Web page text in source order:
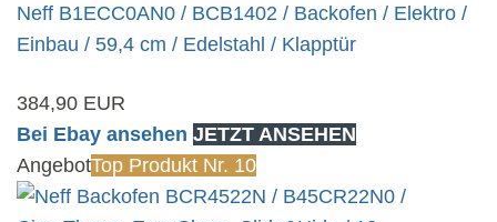
Neff B1ECC0AN0 / BCB1402 / Backofen / Elektro /
Einbau / 59,4 cm / Edelstahl / Klapptür
384,90 EUR
Bei Ebay ansehen JETZT ANSEHEN
AngebotTop Produkt Nr. 10